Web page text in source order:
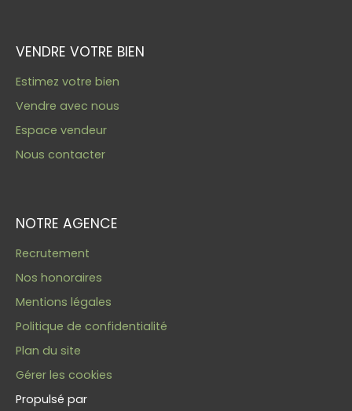
VENDRE VOTRE BIEN
Estimez votre bien
Vendre avec nous
Espace vendeur
Nous contacter
NOTRE AGENCE
Recrutement
Nos honoraires
Mentions légales
Politique de confidentialité
Plan du site
Gérer les cookies
Propulsé par